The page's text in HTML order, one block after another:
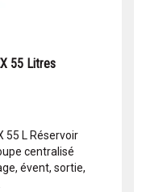
55 Litres
55 L Réservoir
centralisé
évent, sortie,